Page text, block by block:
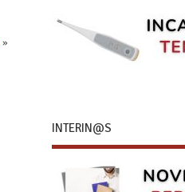
»
INTERIN@S